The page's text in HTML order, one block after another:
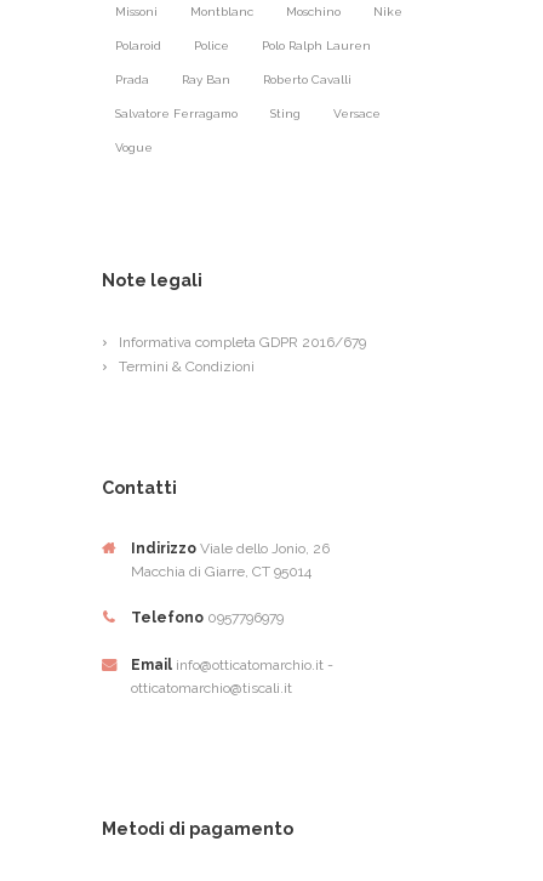
Missoni Montblanc Moschino Nike
Polaroid Police Polo Ralph Lauren
Prada Ray Ban Roberto Cavalli
Salvatore Ferragamo Sting Versace
Vogue
Note legali
Informativa completa GDPR 2016/679
Termini & Condizioni
Contatti
Indirizzo Viale dello Jonio, 26
Macchia di Giarre, CT 95014
Telefono 0957796979
Email info@otticatomarchio.it -
otticatomarchio@tiscali.it
Metodi di pagamento